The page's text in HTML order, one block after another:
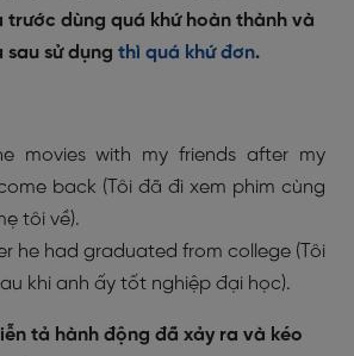
trước dùng quá khứ hoàn thành và
sau sử dụng thì quá khứ đơn.
movies with my friends after my
back (Tôi đã đi xem phim cùng
tôi về).
he had graduated from college (Tôi
khi anh ấy tốt nghiệp đại học).
tả hành động đã xảy ra và kéo